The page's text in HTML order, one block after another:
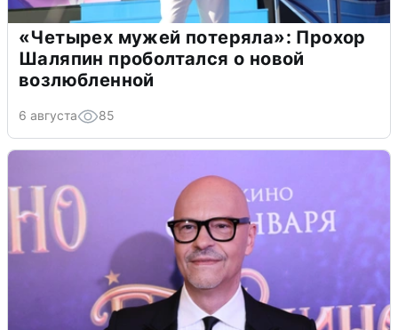
«Четырех мужей потеряла»: Прохор
Шаляпин проболтался о новой
возлюбленной
6 августа 85